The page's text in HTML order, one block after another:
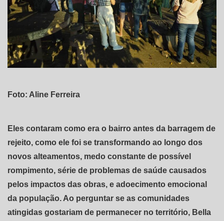
Foto: Aline Ferreira
Eles contaram como era o bairro antes da barragem de
rejeito, como ele foi se transformando ao longo dos
novos alteamentos, medo constante de possível
rompimento, série de problemas de saúde causados
pelos impactos das obras, e adoecimento emocional
da população. Ao perguntar se as comunidades
atingidas gostariam de permanecer no território, Bella